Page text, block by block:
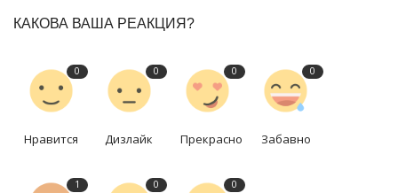
КАКОВА ВАША РЕАКЦИЯ?
0
Нравится
0
Дизлайк
0
Прекрасно
0
Забавно
1 0 0